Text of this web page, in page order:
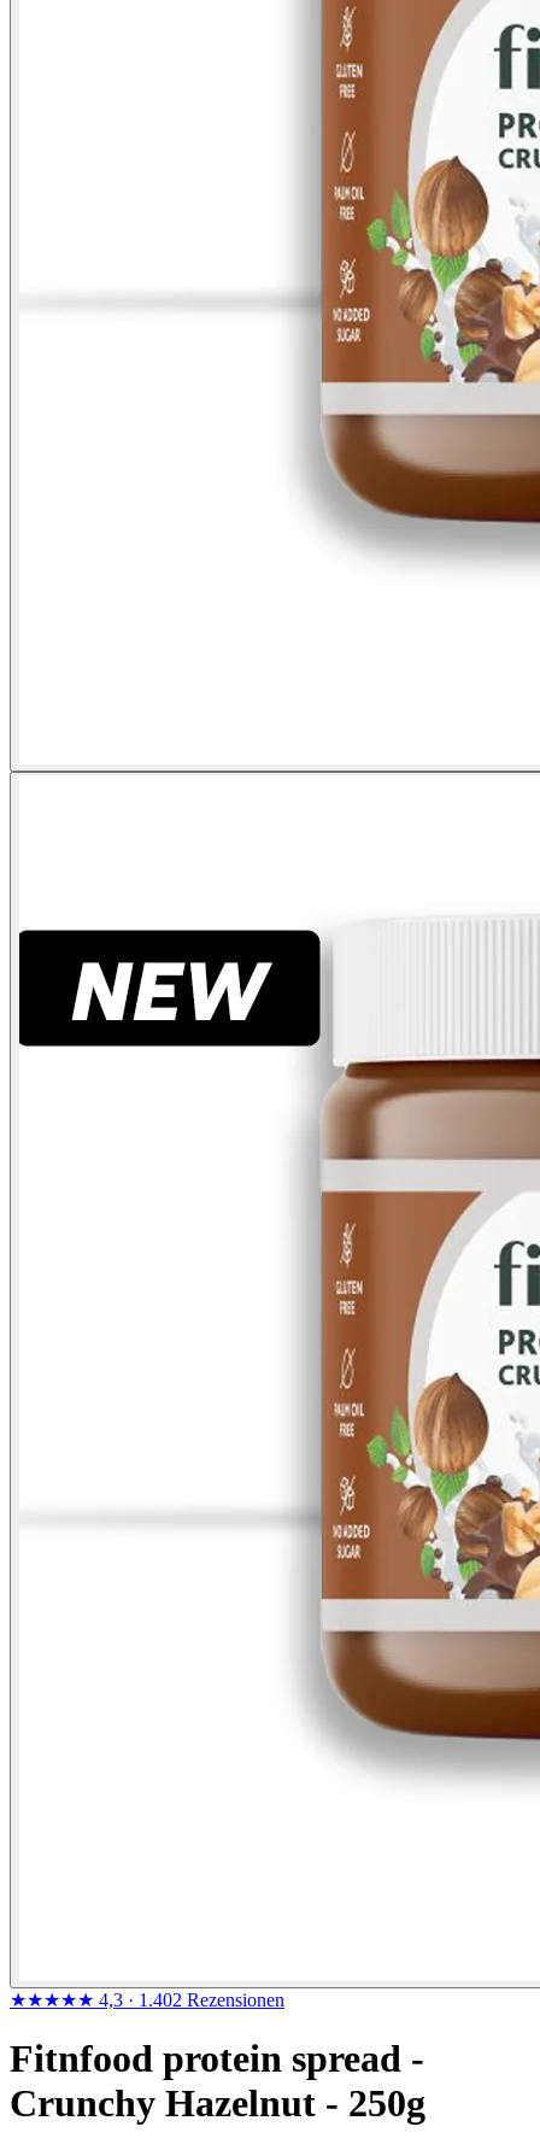
★★★★★ 4,3 · 1.402 Rezensionen
Fitnfood protein spread -
Crunchy Hazelnut - 250g